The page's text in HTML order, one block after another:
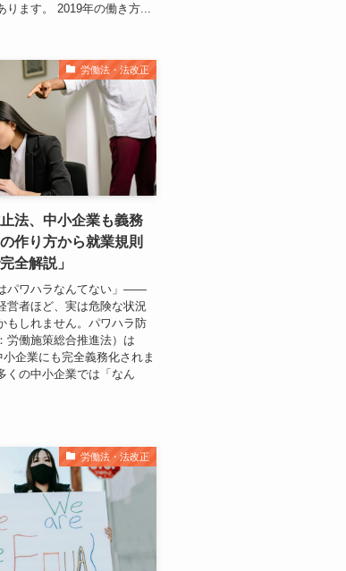
ります。 2019年の働き方...
労働法・法改正
止法、中小企業も義務
作り方から就業規則
全解説」
パワハラなんてない」——
営者ほど、実は危険な状況
もしれません。パワハラ防
労働施策総合推進法）は
企業にも完全義務化されま
くの中小企業では「なん
労働法・法改正